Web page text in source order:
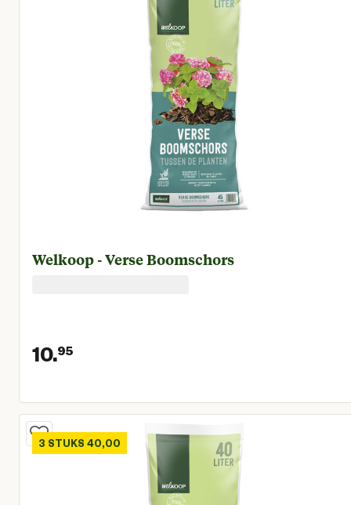
Welkoop - Verse Boomschors
10.95
Huidige prijs € 10,95
3 STUKS 40,00